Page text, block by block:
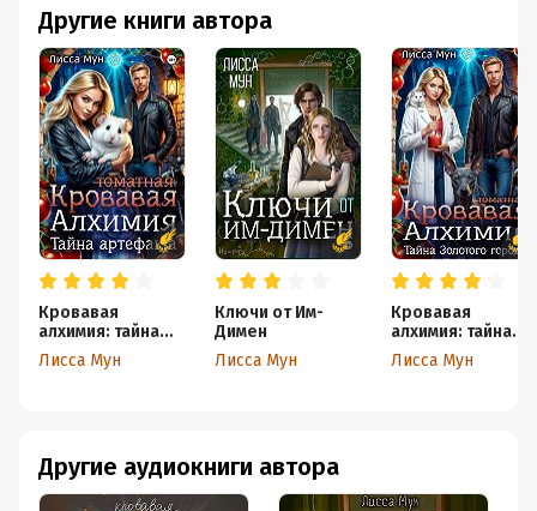
Другие книги автора
Кровавая
алхимия: тайна
артефакта
Лисса Мун
Ключи от Им-
Димен
Лисса Мун
Кровавая
алхимия: тайна
Золотого города
Лисса Мун
Другие аудиокниги автора